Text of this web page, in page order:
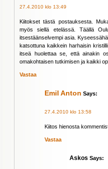
27.4.2010 klo 13:49
Kiitokset tästä postauksesta.
myös siellä etelässä. Täällä
itsestäänselvempi asia.
katsottuna kaikkein harhaisin
itseä huolettaa se, että ainakin
omakohtaisen tutkimisen ja kaikki
Vastaa
Emil Anton Says:
27.4.2010 klo 13:58
Kiitos hienosta
Vastaa
Askos Says: